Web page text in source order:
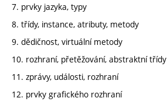
7. prvky jazyka, typy
8. třídy, instance, atributy, metody
9. dědičnost, virtuální metody
10. rozhraní, přetěžování, abstraktní třídy
11. zprávy, události, rozhraní
12. prvky grafického rozhraní